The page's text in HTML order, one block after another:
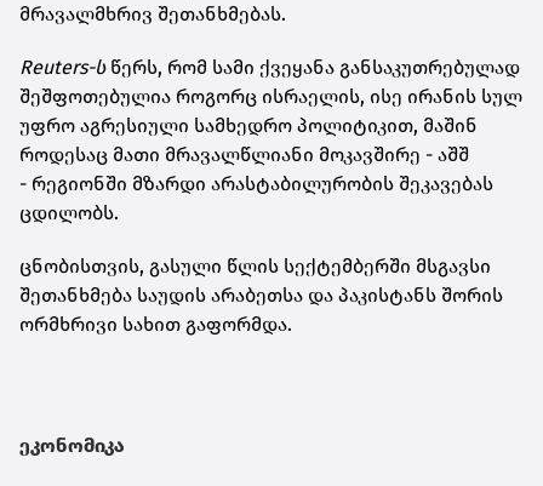
მრავალმხრივ შეთანხმებას.
Reuters-სწერს, რომ სამი ქვეყანა განსაკუთრებულად
შეშფოთებულია როგორც ისრაელის, ისე ირანის სულ
უფრო აგრესიული სამხედრო პოლიტიკით, მაშინ
როდესაც მათი მრავალწლიანი მოკავშირე - აშშ
- რეგიონში მზარდი არასტაბილურობის შეკავებას
ცდილობს.
ცნობისთვის, გასული წლის სექტემბერში მსგავსი
შეთანხმება საუდის არაბეთსა და პაკისტანს შორის
ორმხრივი სახით გაფორმდა.
ეკონომიკა